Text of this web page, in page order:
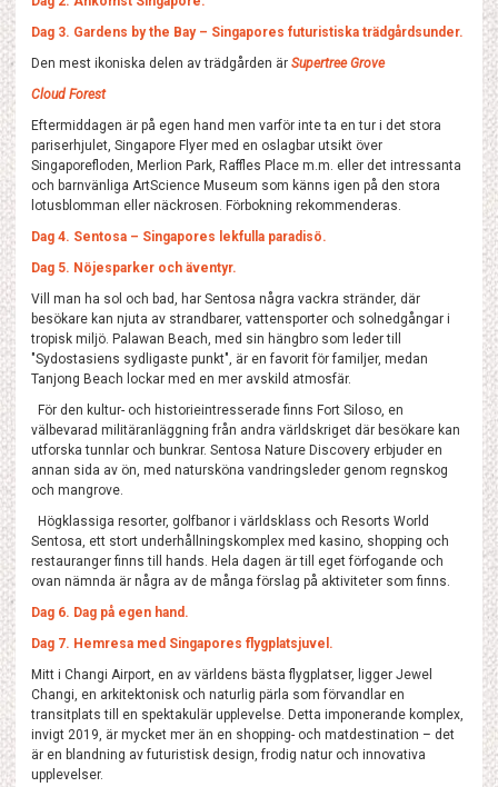
Dag 3. Gardens by the Bay – Singapores futuristiska trädgårdsunder.
Den mest ikoniska delen av trädgården är Supertree Grove
Cloud Forest
Eftermiddagen är på egen hand men varför inte ta en tur i det stora
pariserhjulet, Singapore Flyer med en oslagbar utsikt över
Singaporefloden, Merlion Park, Raffles Place m.m. eller det intressanta
och barnvänliga ArtScience Museum som känns igen på den stora
lotusblomman eller näckrosen. Förbokning rekommenderas.
Dag 4. Sentosa – Singapores lekfulla paradisö.
Dag 5. Nöjesparker och äventyr.
Vill man ha sol och bad, har Sentosa några vackra stränder, där
besökare kan njuta av strandbarer, vattensporter och solnedgångar i
tropisk miljö. Palawan Beach, med sin hängbro som leder till
"Sydostasiens sydligaste punkt", är en favorit för familjer, medan
Tanjong Beach lockar med en mer avskild atmosfär.
För den kultur- och historieintresserade finns Fort Siloso, en
välbevarad militäranläggning från andra världskriget där besökare kan
utforska tunnlar och bunkrar. Sentosa Nature Discovery erbjuder en
annan sida av ön, med natursköna vandringsleder genom regnskog
och mangrove.
Högklassiga resorter, golfbanor i världsklass och Resorts World
Sentosa, ett stort underhållningskomplex med kasino, shopping och
restauranger finns till hands. Hela dagen är till eget förfogande och
ovan nämnda är några av de många förslag på aktiviteter som finns.
Dag 6. Dag på egen hand.
Dag 7. Hemresa med Singapores flygplatsjuvel.
Mitt i Changi Airport, en av världens bästa flygplatser, ligger Jewel
Changi, en arkitektonisk och naturlig pärla som förvandlar en
transitplats till en spektakulär upplevelse. Detta imponerande komplex,
invigt 2019, är mycket mer än en shopping- och matdestination – det
är en blandning av futuristisk design, frodig natur och innovativa
upplevelser.